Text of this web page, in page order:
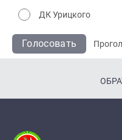
ДК Урицкого
Голосовать